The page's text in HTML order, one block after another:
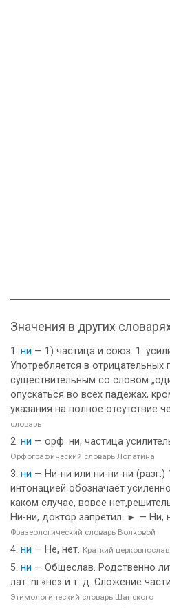
Значения в других
ни — 1) частица и союз. 1.
Употребляется в
существительным со словом
опускаться во всех падежах,
указания на полное отсутствие
словарь
ни — орф. ни, частица
Орфографический словарь Лопатина
ни — Ни-ни или ни-ни-ни (разг.)
интонацией обозначает
каком случае, вовсе
Ни-ни, доктор запретил. ► — Ни,
Фразеологический словарь Волковой
ни — Не, нет. Краткий
ни — Общеслав. Родственно
лат. ni «не» и т. д. Сложение
Этимологический словарь Шанского